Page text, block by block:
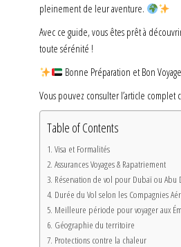
pleinement de leur aventure.
Avec ce guide, vous êtes prêt à
toute sérénité !
Bonne Préparation et Bon
Vous pouvez consulter l’article complet
Table of Contents
Visa et Formalités
Assurances Voyages & Rapatriement
Réservation de vol pour Dubaï ou Abu
Durée du Vol selon les Compagnies
Meilleure période pour voyager aux
Géographie du territoire
Protections contre la chaleur